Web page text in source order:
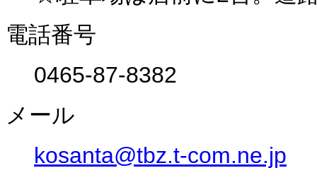
電話番号
0465-87-8382
メール
kosanta@tbz.t-com.ne.jp